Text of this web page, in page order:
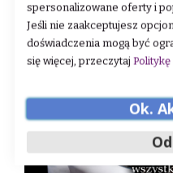
spersonalizowane oferty i
Jeśli nie zaakceptujesz
doświadczenia mogą być
się więcej, przeczytaj
Ok.